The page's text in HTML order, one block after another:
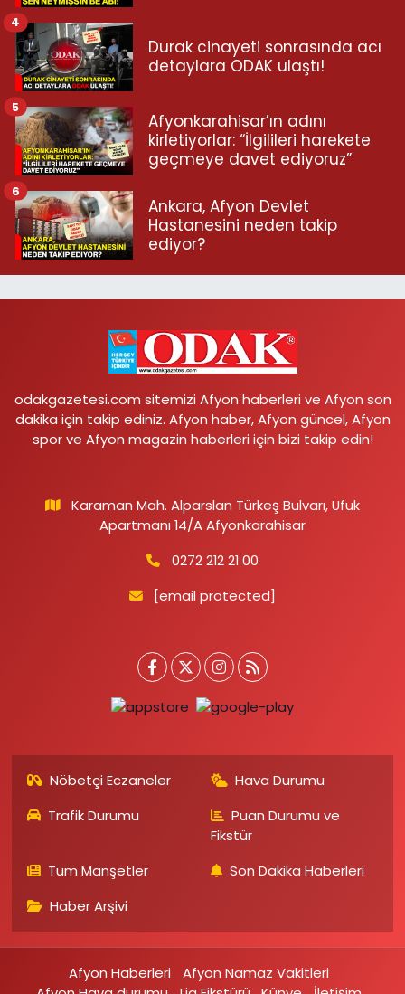
Durak cinayeti sonrasında acı
detaylara ODAK ulaştı!
4
Afyonkarahisar’ın adını
kirletiyorlar: “İlgilileri harekete
geçmeye davet ediyoruz”
5
Ankara, Afyon Devlet
Hastanesini neden takip
ediyor?
6
odakgazetesi.com sitemizi Afyon haberleri ve Afyon son
dakika için takip ediniz. Afyon haber, Afyon güncel, Afyon
spor ve Afyon magazin haberleri için bizi takip edin!
Karaman Mah. Alparslan Türkeş Bulvarı, Ufuk
Apartmanı 14/A Afyonkarahisar
0272 212 21 00
[email protected]
Nöbetçi Eczaneler
Hava Durumu
Trafik Durumu
Puan Durumu ve
Fikstür
Tüm Manşetler
Son Dakika Haberleri
Haber Arşivi
Afyon Haberleri
Afyon Namaz Vakitleri